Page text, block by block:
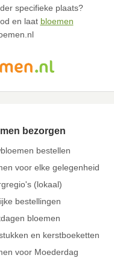
specifieke plaats?
en laat bloemen
bezorgen
bestellen
voor elke gelegenheid
(lokaal)
bestellingen
bloemen
en kerstboeketten
voor Moederdag